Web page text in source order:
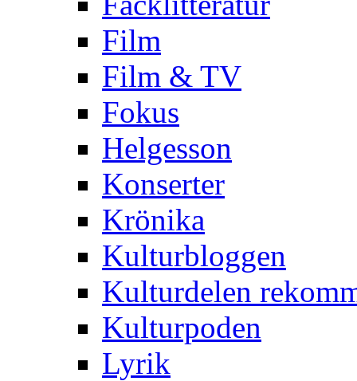
Film
Film & TV
Fokus
Helgesson
Konserter
Krönika
Kulturbloggen
Kulturdelen
Kulturpoden
Lyrik